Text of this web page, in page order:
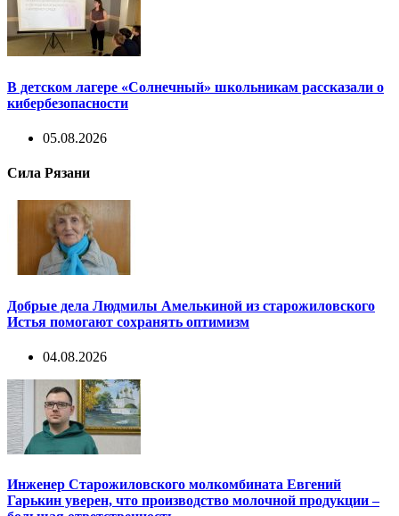
В детском лагере «Солнечный» школьникам рассказали о
кибербезопасности
05.08.2026
Сила Рязани
Добрые дела Людмилы Амелькиной из старожиловского
Истья помогают сохранять оптимизм
04.08.2026
Инженер Старожиловского молкомбината Евгений
Гарькин уверен, что производство молочной продукции –